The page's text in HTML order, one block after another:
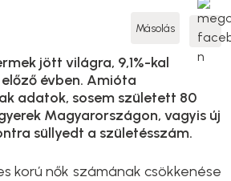
Másolás
jött világra, 9,1%-kal
évben. Amióta
adatok, sosem született 80
Magyarországon, vagyis új
süllyedt a születésszám.
korú nők számának csökkenése